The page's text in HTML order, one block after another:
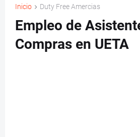
Inicio Duty Free Amercias
Empleo de
Compras en UETA